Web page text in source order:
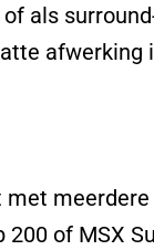
als
met
of MSX